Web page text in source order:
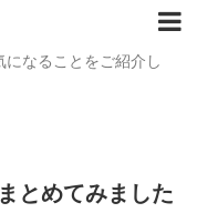
なることをご紹介し
とめてみました